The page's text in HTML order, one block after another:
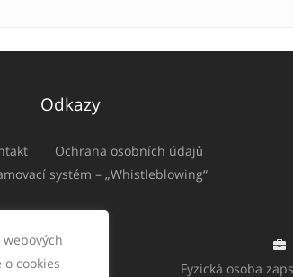
Odkazy
Ochrana osobních údajů
systém – „Whistleblowing“
Fyzická osoba
cookies